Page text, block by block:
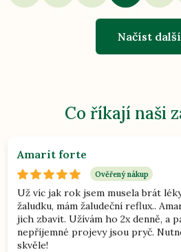
Načíst
Co říkají naši
Amarit forte
Ověřený nákup
Už víc jak rok jsem musela brát
žaludku, mám žaludeční reflux..
jich zbavit. Užívám ho 2x denně, a
nepříjemné projevy jsou pryč.
skvěle!